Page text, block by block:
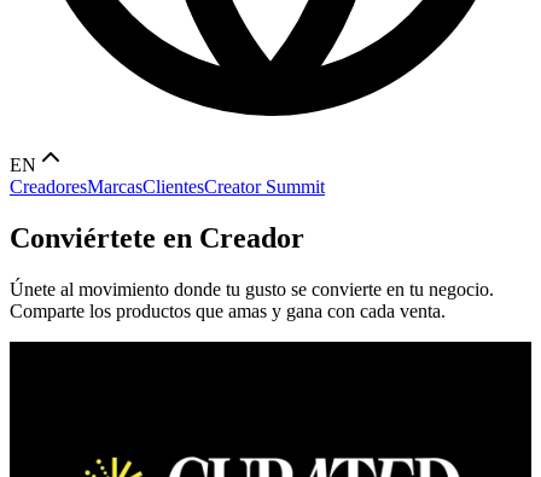
EN
CreadoresMarcasClientesCreator Summit
Conviértete en Creador
Únete al movimiento donde tu gusto se convierte en tu negocio.
Comparte los productos que amas y gana con cada venta.